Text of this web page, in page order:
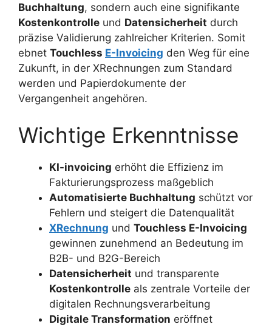
Buchhaltung, sondern auch eine signifikante
Kostenkontrolle und Datensicherheit durch
präzise Validierung zahlreicher Kriterien. Somit
ebnet Touchless E-Invoicing den Weg für eine
Zukunft, in der XRechnungen zum Standard
werden und Papierdokumente der
Vergangenheit angehören.
Wichtige Erkenntnisse
KI-invoicing erhöht die Effizienz im
Fakturierungsprozess maßgeblich
Automatisierte Buchhaltung schützt vor
Fehlern und steigert die Datenqualität
XRechnung und Touchless E-Invoicing
gewinnen zunehmend an Bedeutung im
B2B- und B2G-Bereich
Datensicherheit und transparente
Kostenkontrolle als zentrale Vorteile der
digitalen Rechnungsverarbeitung
Digitale Transformation eröffnet